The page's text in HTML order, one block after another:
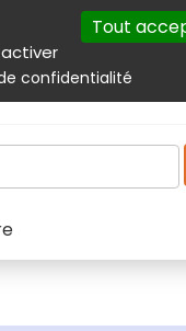
Tout
confidentialité
Autres services
Emploi Droit